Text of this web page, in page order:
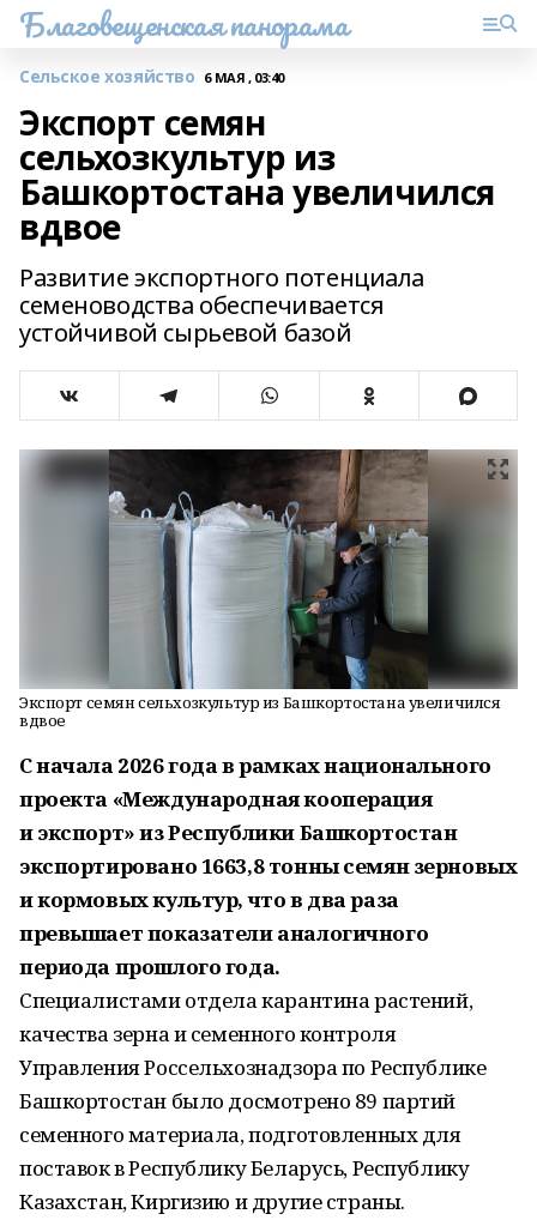
Благовещенская панорама
Сельское хозяйство 6 МАЯ , 03:40
Экспорт семян
сельхозкультур из
Башкортостана увеличился
вдвое
Развитие экспортного потенциала
семеноводства обеспечивается
устойчивой сырьевой базой
Экспорт семян сельхозкультур из Башкортостана увеличился
вдвое
С начала 2026 года в рамках национального
проекта «Международная кооперация
и экспорт» из Республики Башкортостан
экспортировано 1663,8 тонны семян зерновых
и кормовых культур, что в два раза
превышает показатели аналогичного
периода прошлого года.
Специалистами отдела карантина растений,
качества зерна и семенного контроля
Управления Россельхознадзора по Республике
Башкортостан было досмотрено 89 партий
семенного материала, подготовленных для
поставок в Республику Беларусь, Республику
Казахстан, Киргизию и другие страны.